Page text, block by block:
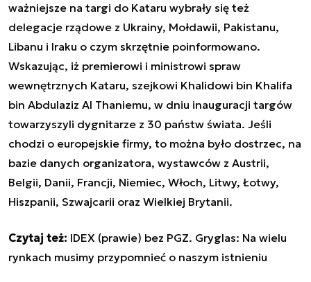
ważniejsze na targi do Kataru wybrały się też
delegacje rządowe z Ukrainy, Mołdawii, Pakistanu,
Libanu i Iraku o czym skrzętnie poinformowano.
Wskazując, iż premierowi i ministrowi spraw
wewnętrznych Kataru, szejkowi Khalidowi bin Khalifa
bin Abdulaziz Al Thaniemu, w dniu inauguracji targów
towarzyszyli dygnitarze z 30 państw świata. Jeśli
chodzi o europejskie firmy, to można było dostrzec, na
bazie danych organizatora, wystawców z Austrii,
Belgii, Danii, Francji, Niemiec, Włoch, Litwy, Łotwy,
Hiszpanii, Szwajcarii oraz Wielkiej Brytanii.
Czytaj też: IDEX (prawie) bez PGZ. Gryglas: Na wielu
rynkach musimy przypomnieć o naszym istnieniu